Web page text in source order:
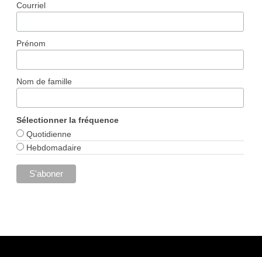
Courriel
Prénom
Nom de famille
Sélectionner la fréquence
Quotidienne
Hebdomadaire